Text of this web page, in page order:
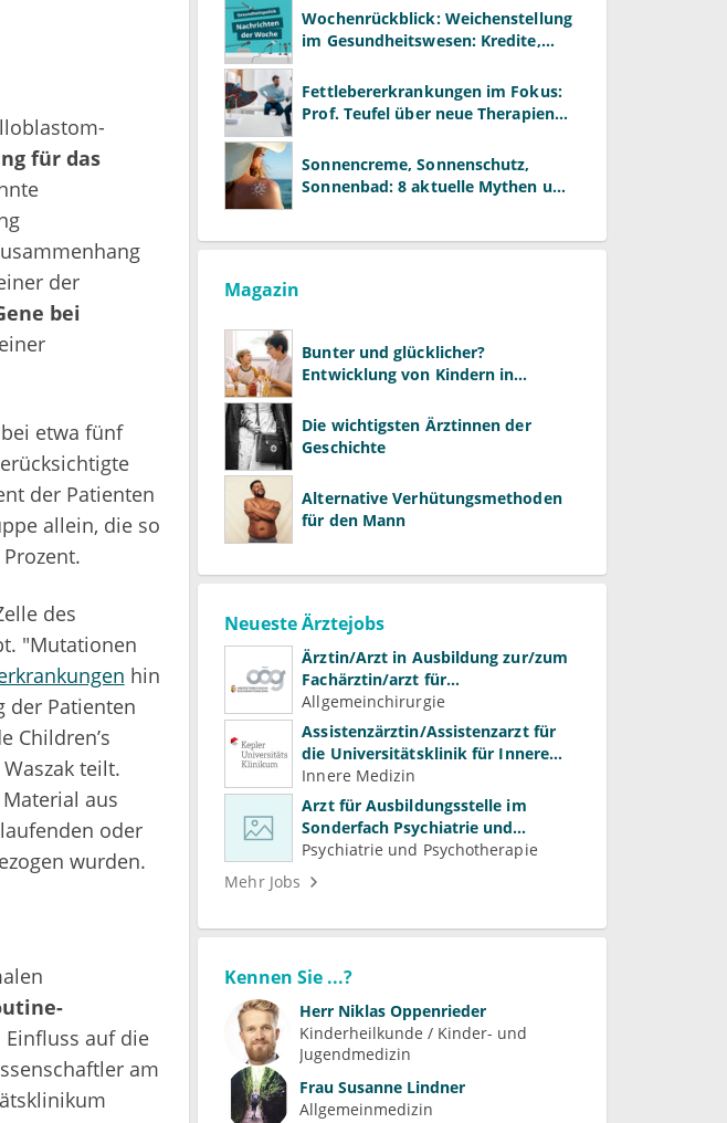
für das
der
bei
etwa fünf
der Patienten
allein, die so
des
"Mutationen
hin
der Patienten
Children’s
teilt.
aus
oder
wurden.
auf die
am
Wochenrückblick: Weichenstellung
im Gesundheitswesen: Kredite,
Fettlebererkrankungen im Fokus:
Prof. Teufel über neue Therapien
Sonnencreme, Sonnenschutz,
Sonnenbad: 8 aktuelle Mythen und
Magazin
Bunter und glücklicher?
Entwicklung von Kindern in
Die wichtigsten Ärztinnen der
Geschichte
Alternative Verhütungsmethoden
für den Mann
Neueste Ärztejobs
Ärztin/Arzt in Ausbildung zur/zum
Fachärztin/arzt für
Allgemeinchirurgie und
Gefäßchirurgie
Allgemeinchirurgie
Assistenzärztin/Assistenzarzt für
die Universitätsklinik für Innere
Medizin
Innere Medizin
Arzt für Ausbildungsstelle im
Sonderfach Psychiatrie und
Psychotherapeutische Medizin
(m/w/d)
Psychiatrie und Psychotherapie
Mehr Jobs
Kennen Sie ...?
Herr Niklas Oppenrieder
Kinderheilkunde / Kinder- und
Jugendmedizin
Frau Susanne Lindner
Allgemeinmedizin